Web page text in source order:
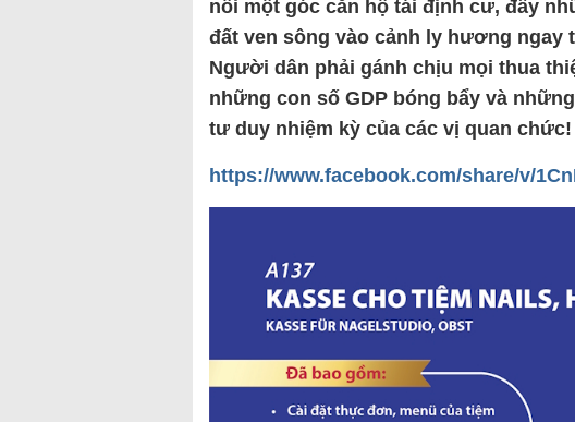
nổi một góc căn hộ tái định cư, đẩy
đất ven sông vào cảnh ly hương ngay
Người dân phải gánh chịu mọi thua
những con số GDP bóng bẩy và
tư duy nhiệm kỳ của các vị quan chức!
https://www.facebook.com/share/v/